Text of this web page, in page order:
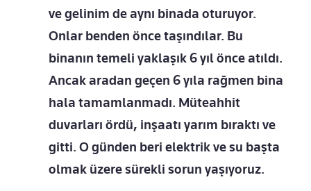
ve gelinim de aynı binada oturuyor.
Onlar benden önce taşındılar. Bu
binanın temeli yaklaşık 6 yıl önce atıldı.
Ancak aradan geçen 6 yıla rağmen bina
hala tamamlanmadı. Müteahhit
duvarları ördü, inşaatı yarım bıraktı ve
gitti. O günden beri elektrik ve su başta
olmak üzere sürekli sorun yaşıyoruz.